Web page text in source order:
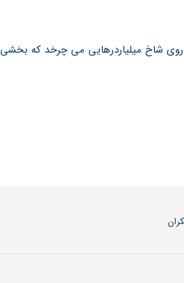
روی شاخ میلیاردرهایی می چرخد که بخشی